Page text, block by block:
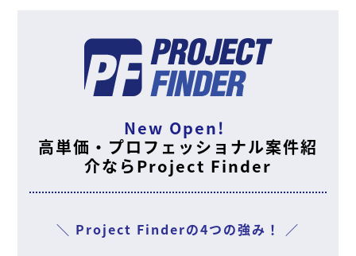
New Open!
高単価・プロフェッショナル案件紹
介ならProject Finder
＼ Project Finderの4つの強み！ ／